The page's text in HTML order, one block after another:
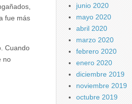
fue más
Cuando
no
junio 2020
mayo 2020
abril 2020
marzo 2020
febrero 2020
enero 2020
diciembre 2019
noviembre 2019
octubre 2019